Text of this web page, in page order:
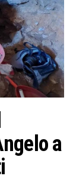
a